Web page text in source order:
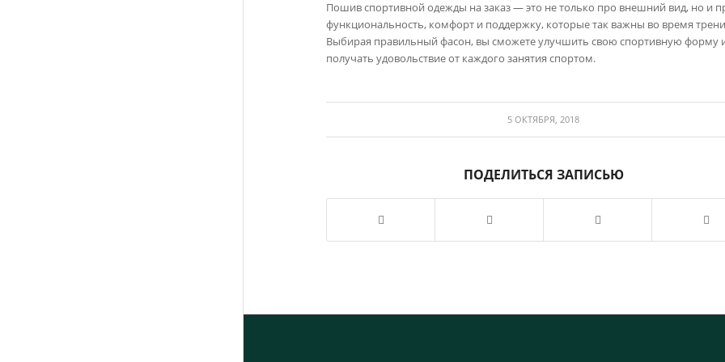
Пошив спортивной одежды на заказ — это не только про внешний вид, но и
функциональность, комфорт и поддержку, которые так важны во время
Выбирая правильный фасон, вы сможете улучшить свою спортивную форму
получать удовольствие от каждого занятия спортом.
5 ОКТЯБРЯ, 2018
ПОДЕЛИТЬСЯ ЗАПИСЬЮ